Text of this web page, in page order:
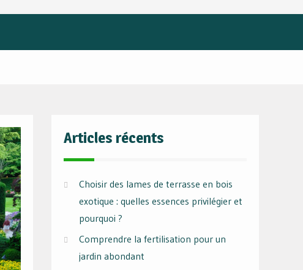
Articles récents
Choisir des lames de terrasse en bois
exotique : quelles essences privilégier et
pourquoi ?
Comprendre la fertilisation pour un
jardin abondant